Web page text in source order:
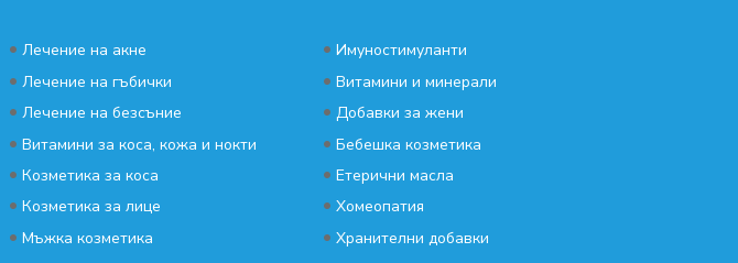
• Лечение на акне
• Лечение на гъбички
• Лечение на безсъние
• Витамини за коса, кожа и нокти
• Козметика за коса
• Козметика за лице
• Мъжка козметика
• Имуностимуланти
• Витамини и минерали
• Добавки за жени
• Бебешка козметика
• Етерични масла
• Хомеопатия
• Хранителни добавки